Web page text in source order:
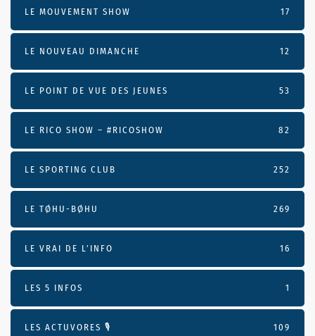
LE MOUVEMENT SHOW 17
LE NOUVEAU DIMANCHE 12
LE POINT DE VUE DES JEUNES 53
LE RICO SHOW – #RICOSHOW 82
LE SPORTING CLUB 252
LE TØHU-BØHU 269
LE VRAI DE L’INFO 16
LES 5 INFOS 1
LES ACTUVORES 🎙 109